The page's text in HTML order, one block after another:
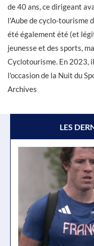
de 40 ans, ce dirigeant
l'Aube de cyclo-tourisme
été également été (et
jeunesse et des sports,
Cyclotourisme. En 2023,
l'occasion de la Nuit du
Archives
LES